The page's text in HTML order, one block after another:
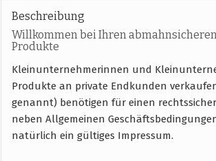
Beschreibung
Willkommen bei Ihren
Produkte
Kleinunternehmerinnen und
Produkte an private Endkunden
genannt) benötigen für einen
neben Allgemeinen
natürlich ein gültiges Impressum.